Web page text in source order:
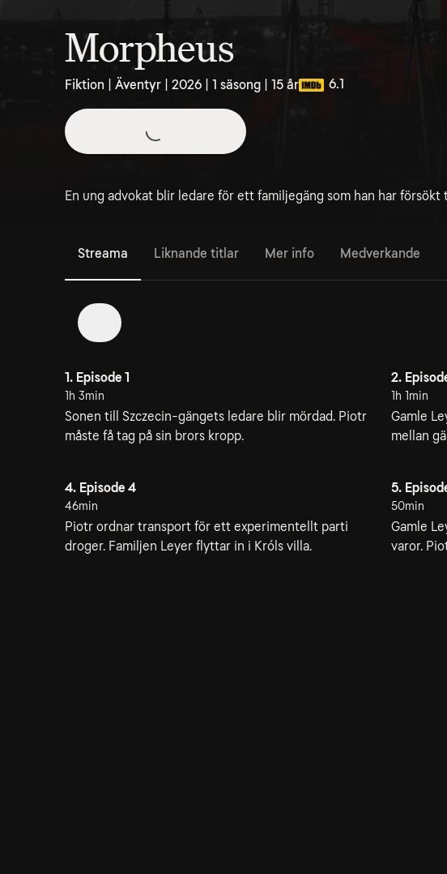
Morpheus
Fiktion | Äventyr | 2026 | 1 säsong | 15 år 6.1
En ung advokat blir ledare för ett familjegäng som han har försökt
Streama Liknande titlar Mer info Medverkande
1. Episode 1
1h 3min
Sonen till Szczecin-gängets ledare blir mördad. Piotr
måste få tag på sin brors kropp.
2.
1h 1min
Gamle
mellan
4. Episode 4
46min
Piotr ordnar transport för ett experimentellt parti
droger. Familjen Leyer flyttar in i Króls villa.
5.
50min
Gamle
varor.